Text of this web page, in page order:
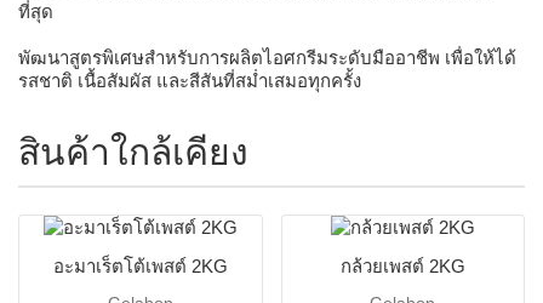
ที่สุด
พัฒนาสูตรพิเศษสำหรับการผลิตไอศกรีมระดับมืออาชีพ เพื่อให้ได้
รสชาติ เนื้อสัมผัส และสีสันที่สม่ำเสมอทุกครั้ง
สินค้าใกล้เคียง
อะมาเร็ตโต้เพสต์ 2KG กล้วยเพสต์ 2KG